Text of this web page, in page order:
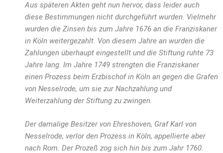
Aus späteren Akten geht nun hervor, dass leider auch
diese Bestimmungen nicht durchgeführt wurden. Vielmehr
wurden die Zinsen bis zum Jahre 1676 an die Franziskaner
in Köln weitergezahlt. Von diesem Jahre an wurden die
Zahlungen überhaupt eingestellt und die Stiftung ruhte 73
Jahre lang. Im Jahre 1749 strengten die Franziskaner
einen Prozess beim Erzbischof in Köln an gegen die Grafen
von Nesselrode, um sie zur Nachzahlung und
Weiterzahlung der Stiftung zu zwingen.
Der damalige Besitzer von Ehreshoven, Graf Karl von
Nesselrode, verlor den Prozess in Köln, appellierte aber
nach Rom. Der Prozeß zog sich hin bis zum Jahr 1760.